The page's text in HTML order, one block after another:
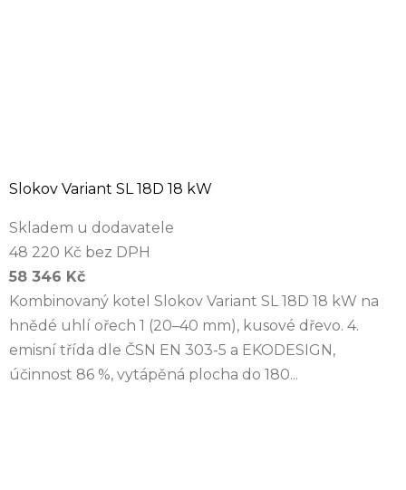
Slokov Variant SL 18D 18 kW
Skladem u dodavatele
48 220 Kč bez DPH
58 346 Kč
Kombinovaný kotel Slokov Variant SL 18D 18 kW na
hnědé uhlí ořech 1 (20–40 mm), kusové dřevo. 4.
emisní třída dle ČSN EN 303-5 a EKODESIGN,
účinnost 86 %, vytápěná plocha do 180...